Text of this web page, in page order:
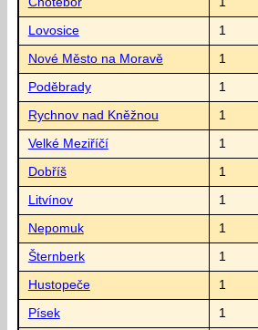
Lovosice 1
Nové Město na Moravě 1
Poděbrady 1
Rychnov nad Kněžnou 1
Velké Meziříčí 1
Dobříš 1
Litvínov 1
Nepomuk 1
Šternberk 1
Hustopeče 1
Písek 1